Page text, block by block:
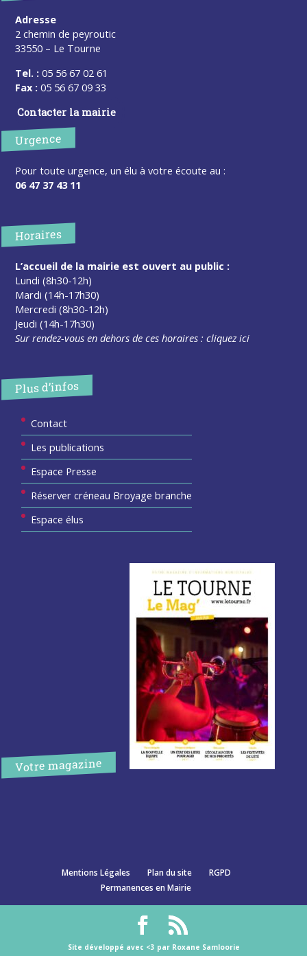
Adresse
2 chemin de peyroutic
33550 – Le Tourne
Tel. : 05 56 67 02 61
Fax : 05 56 67 09 33
Contacter la mairie
Urgence
Pour toute urgence, un élu à votre écoute au :
06 47 37 43 11
Horaires
L’accueil de la mairie est ouvert au public :
Lundi (8h30-12h)
Mardi (14h-17h30)
Mercredi (8h30-12h)
Jeudi (14h-17h30)
Sur rendez-vous en dehors de ces horaires :cliquez ici
Plus d’infos
Contact
Les publications
Espace Presse
Réserver créneau Broyage branche
Espace élus
Votre magazine
Mentions Légales Plan du site
RGPD
Permanences en Mairie
Site développé avec <3 par Roxane Samloorie